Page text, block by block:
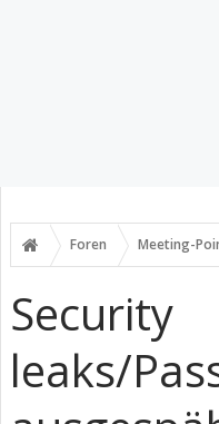
Foren Meeting-
Security
leaks/